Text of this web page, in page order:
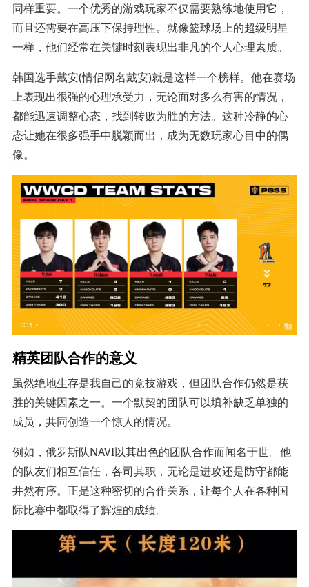
同样重要。一个优秀的游戏玩家不仅需要熟练地使用它，
而且还需要在高压下保持理性。就像篮球场上的超级明星
一样，他们经常在关键时刻表现出非凡的个人心理素质。
韩国选手戴安(情侣网名戴安)就是这样一个榜样。他在赛场
上表现出很强的心理承受力，无论面对多么有害的情况，
都能迅速调整心态，找到转败为胜的方法。这种冷静的心
态让她在很多强手中脱颖而出，成为无数玩家心目中的偶
像。
精英团队合作的意义
虽然绝地生存是我自己的竞技游戏，但团队合作仍然是获
胜的关键因素之一。一个默契的团队可以填补缺乏单独的
成员，共同创造一个惊人的情况。
例如，俄罗斯队NAVI以其出色的团队合作而闻名于世。他
的队友们相互信任，各司其职，无论是进攻还是防守都能
井然有序。正是这种密切的合作关系，让每个人在各种国
际比赛中都取得了辉煌的成绩。